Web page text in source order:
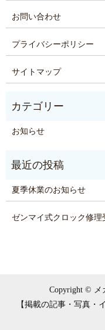
お問い合わせ
プライバシーポリシー
サイトマップ
お知らせ
夏季休業のお知らせ
ゼンマイ式クロック修
Copyright © メ
【掲載の記事・写真・